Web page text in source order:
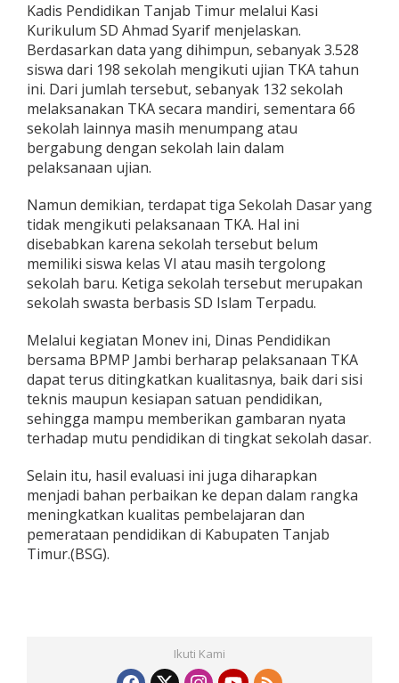
a
k
s
a
n
a
k
a
M
o
e
v
K
A
S
D
.
5
2
8
S
i
s
a
I
k
u
t
Kadis Pendidikan Tanjab Timur melalui Kasi
Kurikulum SD Ahmad Syarif menjelaskan.
Berdasarkan data yang dihimpun, sebanyak 3.528
siswa dari 198 sekolah mengikuti ujian TKA tahun
ini. Dari jumlah tersebut, sebanyak 132 sekolah
melaksanakan TKA secara mandiri, sementara 66
sekolah lainnya masih menumpang atau
bergabung dengan sekolah lain dalam
pelaksanaan ujian.
Namun demikian, terdapat tiga Sekolah Dasar yang
tidak mengikuti pelaksanaan TKA. Hal ini
disebabkan karena sekolah tersebut belum
memiliki siswa kelas VI atau masih tergolong
sekolah baru. Ketiga sekolah tersebut merupakan
sekolah swasta berbasis SD Islam Terpadu.
Melalui kegiatan Monev ini, Dinas Pendidikan
bersama BPMP Jambi berharap pelaksanaan TKA
dapat terus ditingkatkan kualitasnya, baik dari sisi
teknis maupun kesiapan satuan pendidikan,
sehingga mampu memberikan gambaran nyata
terhadap mutu pendidikan di tingkat sekolah dasar.
Selain itu, hasil evaluasi ini juga diharapkan
menjadi bahan perbaikan ke depan dalam rangka
meningkatkan kualitas pembelajaran dan
pemerataan pendidikan di Kabupaten Tanjab
Timur.(BSG).
Ikuti Kami